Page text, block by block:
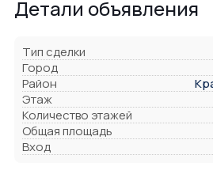
Детали объявления
Тип сделки
Город
Район
Этаж
Количество этажей
Общая площадь
Вход